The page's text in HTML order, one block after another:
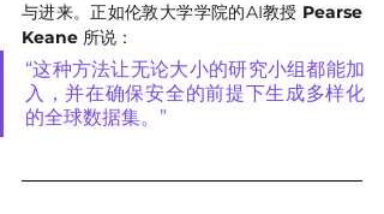
与进来。正如伦敦大学学院的AI教授 Pearse
Keane 所说：
“这种方法让无论大小的研究小组都能加
入，并在确保安全的前提下生成多样化
的全球数据集。”